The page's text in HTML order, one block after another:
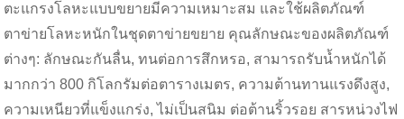
ตะแกรงโลหะแบบขยายมีความเหมาะสม และใช้ผลิตภัณฑ์
ตาข่ายโลหะหนักในชุดตาข่ายขยาย คุณลักษณะของผลิตภัณฑ์
ต่างๆ: ลักษณะกันลื่น, ทนต่อการสึกหรอ, สามารถรับน้ำหนักได้
มากกว่า 800 กิโลกรัมต่อตารางเมตร, ความต้านทานแรงดึงสูง,
ความเหนียวที่แข็งแกร่ง, ไม่เป็นสนิม ต่อต้านริ้วรอย สารหน่วงไฟ